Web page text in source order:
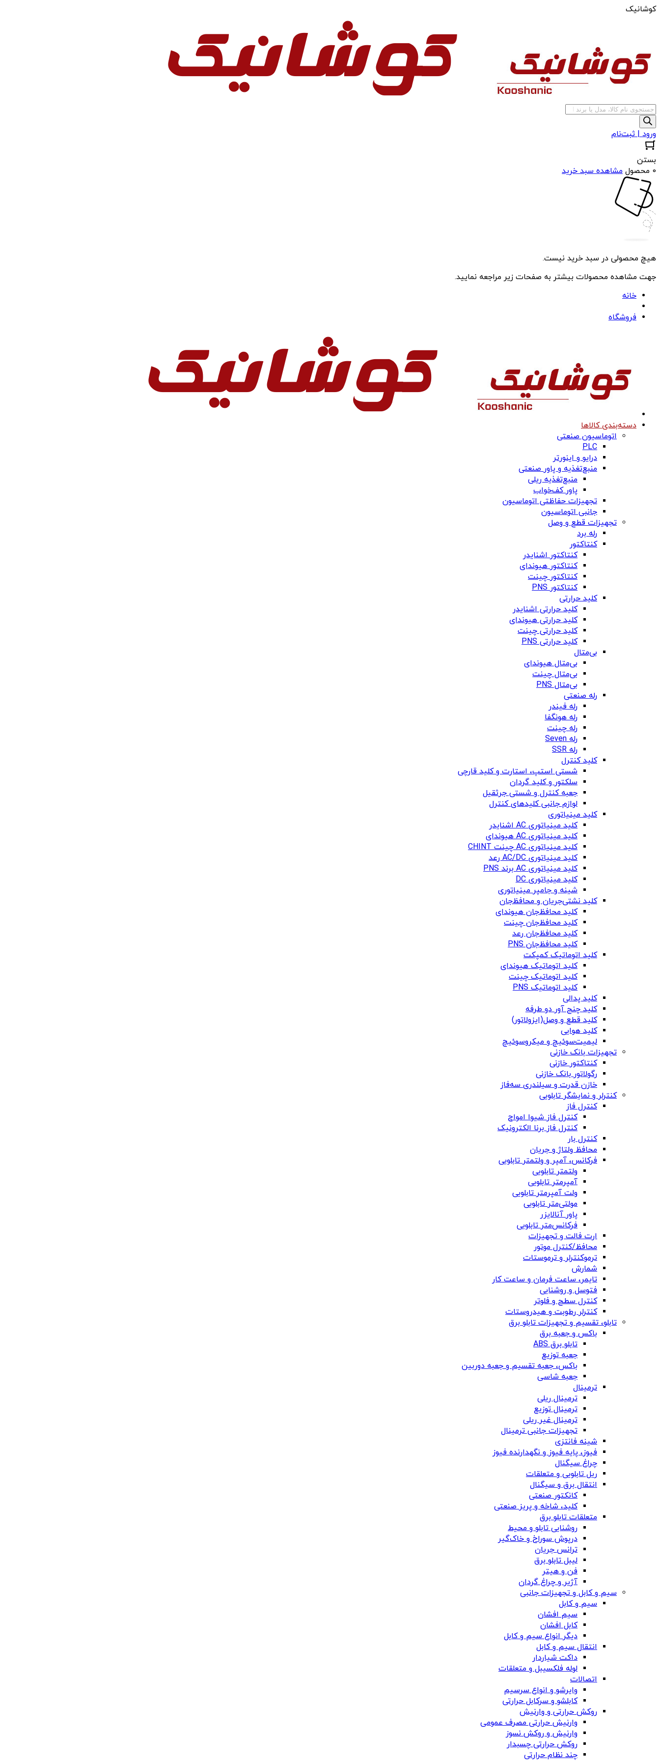
کوشانیک
جستجوی
محصولات
ورود | ثبت‌نام
بستن
0 محصول
مشاهده سبد خرید
هیچ محصولی در سبد خرید نیست.
جهت مشاهده محصولات بیشتر به صفحات زیر مراجعه نمایید.
خانه
فروشگاه
دسته‌بندی کالاها
اتوماسیون صنعتی
PLC
درایو و اینورتر
منبع‌تغذیه و پاور صنعتی
منبع‌تغذیه ریلی
پاور کف‌خواب
تجهیزات حفاظتی اتوماسیون
جانبی اتوماسیون
تجهیزات قطع و وصل
رله برد
کنتاکتور
کنتاکتور اشنایدر
کنتاکتور هیوندای
کنتاکتور چینت
کنتاکتور PNS
کلید حرارتی
کلید حرارتی اشنایدر
کلید حرارتی هیوندای
کلید حرارتی چینت
کلید حرارتی PNS
بی‌متال
بی‌متال هیوندای
بی‌متال چینت
بی‌متال PNS
رله صنعتی
رله فیندر
رله هونگفا
رله چینت
رله Seven
رله SSR
کلید کنترل
شستی استپ، استارت و کلید قارچی
سلکتور و کلید گردان
جعبه کنترل و شستی جرثقیل
لوازم جانبی کلیدهای کنترل
کلید مینیاتوری
کلید مینیاتوری AC اشنایدر
کلید مینیاتوری AC هیوندای
کلید مینیاتوری AC چینت CHINT
کلید مینیاتوری AC/DC رعد
کلید مینیاتوری AC برند PNS
کلید مینیاتوری DC
شینه و جامپر مینیاتوری
کلید نشتی‌جریان و محافظ‌جان
کلید محافظ‌جان هیوندای
کلید محافظ‌جان چینت
کلید محافظ‌جان رعد
کلید محافظ‌جان PNS
کلید اتوماتیک کمپکت
کلید اتوماتیک هیوندای
کلید اتوماتیک چینت
کلید اتوماتیک PNS
کلید پدالی
کلید چنج آور دو طرفه
کلید قطع و وصل(ایزولاتور)
کلید هوایی
لیمیت‌سوئیچ و میکروسوئیچ
تجهیزات بانک خازنی
کنتاکتور خازنی
رگولاتور بانک خازنی
خازن قدرت و سیلندری سه‌فاز
کنترلر و نمایشگر تابلویی
کنترل فاز
کنترل فاز شیوا امواج
کنترل فاز برنا الکترونیک
کنترل بار
محافظ ولتاژ و جریان
فرکانس، آمپر و ولتمتر تابلویی
ولتمتر تابلویی
آمپرمتر تابلویی
ولت آمپرمتر تابلویی
مولتی‌متر تابلویی
پاور آنالایزر
فرکانس‌متر تابلویی
ارت فالت و تجهیزات
محافظ/کنترل موتور
ترموکنترلر و ترموستات
شمارش
تایمر، ساعت فرمان و ساعت کار
فتوسل و روشنایی
کنترل سطح و فلوتر
کنترلر رطوبت و هیدروستات
تابلو، تقسیم و تجهیزات تابلو برق
باکس و جعبه برق
تابلو برق ABS
جعبه توزیع
باکس، جعبه تقسیم و جعبه دوربین
جعبه شاسی
ترمینال
ترمینال ریلی
ترمینال توزیع
ترمینال غیر ریلی
تجهیزات جانبی ترمینال
شینه فانتزی
فیوز، پایه فیوز و نگهدارنده فیوز
چراغ سیگنال
ریل تابلویی و متعلقات
انتقال برق و سیگنال
کانکتور صنعتی
کلید، شاخه و پریز صنعتی
متعلقات تابلو برق
روشنایی تابلو و محیط
درپوش سوراخ و خاک‌گیر
ترانس جریان
لیبل تابلو برق
فن و هیتر
آژیر و چراغ گردان
سیم و کابل و تجهیزات جانبی
سیم و کابل
سیم افشان
کابل افشان
دیگر انواع سیم و کابل
انتقال سیم و کابل
داکت شیاردار
لوله فلکسیبل و متعلقات
اتصالات
وایرشو و انواع سرسیم
کابلشو و سرکابل حرارتی
روکش حرارتی و وارنیش
وارنیش حرارتی مصرف عمومی
وارنیش و روکش نسوز
روکش حرارتی چسبدار
چند نظام حرارتی